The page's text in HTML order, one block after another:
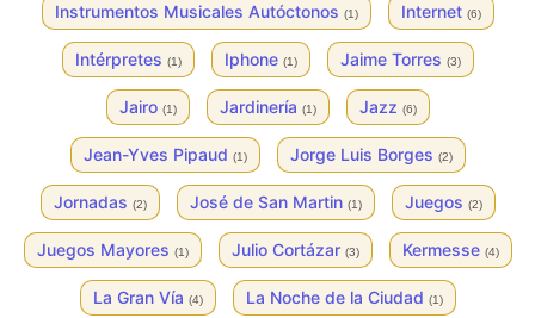
Instrumentos Musicales Autóctonos (1) Internet (6)
Intérpretes (1) Iphone (1) Jaime Torres (3)
Jairo (1) Jardinería (1) Jazz (6)
Jean-Yves Pipaud (1) Jorge Luis Borges (2)
Jornadas (2) José de San Martin (1) Juegos (2)
Juegos Mayores (1) Julio Cortázar (3) Kermesse (4)
La Gran Vía (4) La Noche de la Ciudad (1)